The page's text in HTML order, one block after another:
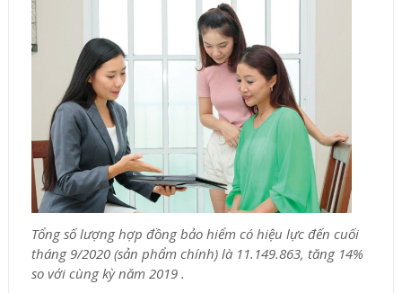
Tổng số lượng hợp đồng bảo hiểm có hiệu lực đến cuối
tháng 9/2020 (sản phẩm chính) là 11.149.863, tăng 14%
so với cùng kỳ năm 2019 .